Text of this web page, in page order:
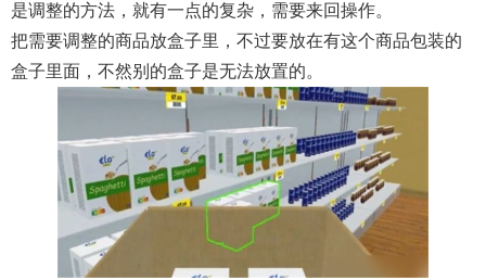
是调整的方法，就有一点的复杂，需要来回操作。
把需要调整的商品放盒子里，不过要放在有这个商品包装的
盒子里面，不然别的盒子是无法放置的。